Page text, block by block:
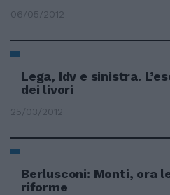
06/05/2012
Lega, Idv e sinistra.
dei livori
25/03/2012
Berlusconi: Monti, ora
riforme